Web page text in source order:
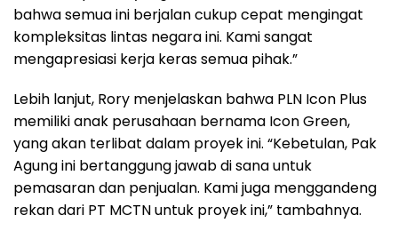
bahwa semua ini berjalan cukup cepat mengingat
kompleksitas lintas negara ini. Kami sangat
mengapresiasi kerja keras semua pihak.”
Lebih lanjut, Rory menjelaskan bahwa PLN Icon Plus
memiliki anak perusahaan bernama Icon Green,
yang akan terlibat dalam proyek ini. “Kebetulan, Pak
Agung ini bertanggung jawab di sana untuk
pemasaran dan penjualan. Kami juga menggandeng
rekan dari PT MCTN untuk proyek ini,” tambahnya.